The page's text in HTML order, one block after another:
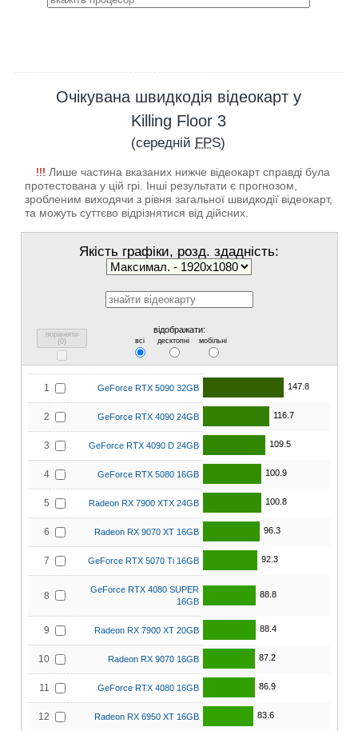
Очікувана швидкодія відеокарт у
Killing Floor 3
(середній FPS)
!!! Лише частина вказаних нижче відеокарт справді була
протестована у цій грі. Інші результати є прогнозом,
зробленим виходячи з рівня загальної швидкодії відеокарт,
та можуть суттєво відрізнятися від дійсних.
Якість графіки, розд. здадність:
порівняти
(0)
відображати:
всі десктопні мобільні
1 GeForce RTX 5090 32GB 147.8
2 GeForce RTX 4090 24GB 116.7
3 GeForce RTX 4090 D 24GB 109.5
4 GeForce RTX 5080 16GB 100.9
5 Radeon RX 7900 XTX 24GB 100.8
6 Radeon RX 9070 XT 16GB 96.3
7 GeForce RTX 5070 Ti 16GB 92.3
8
GeForce RTX 4080 SUPER
16GB
88.8
9 Radeon RX 7900 XT 20GB 88.4
10 Radeon RX 9070 16GB 87.2
11 GeForce RTX 4080 16GB 86.9
12 Radeon RX 6950 XT 16GB 83.6